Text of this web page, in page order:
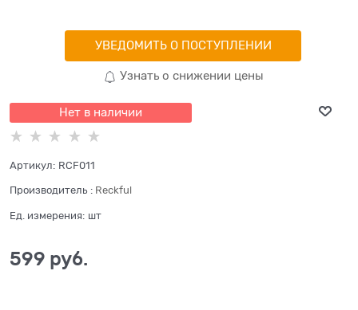
УВЕДОМИТЬ О ПОСТУПЛЕНИИ
Узнать о снижении цены
Нет в наличии
Артикул: RCF011
Производитель : Reckful
Ед. измерения: шт
599 руб.